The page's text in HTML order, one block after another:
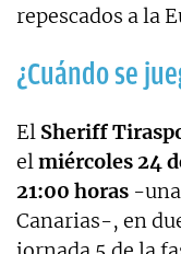
repescados a la
¿Cuándo se
El Sheriff
elmiércoles 24
21:00 horas -
Canarias-, en